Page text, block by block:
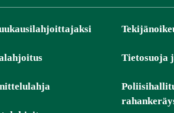
Tietosuoja